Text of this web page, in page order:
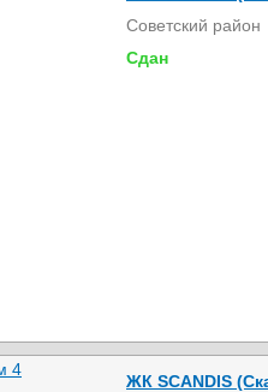
Советский район
Сдан
ЖК SCANDIS